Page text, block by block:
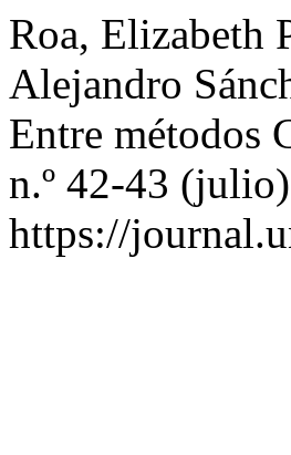
Roa, Elizabeth
Alejandro
Entre métodos
n.º 42-43
https://